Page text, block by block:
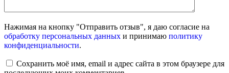
Нажимая на кнопку "Отправить отзыв", я даю согласие на
обработку персональных данных и принимаю политику
конфиденциальности.
Сохранить моё имя, email и адрес сайта в этом браузере для